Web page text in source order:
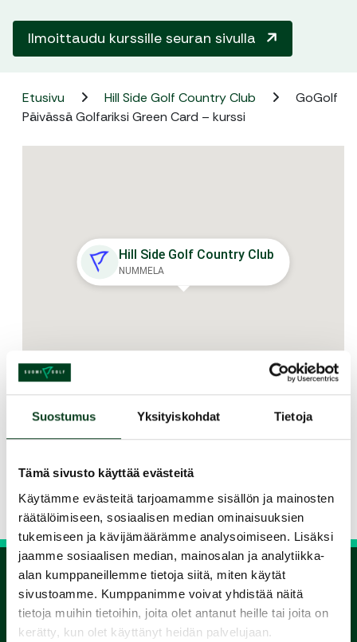
Suostumus Yksityiskohdat Tietoja
Tämä sivusto käyttää evästeitä
Käytämme evästeitä tarjoamamme sisällön ja mainosten
räätälöimiseen, sosiaalisen median ominaisuuksien
tukemiseen ja kävijämäärämme analysoimiseen. Lisäksi
jaamme sosiaalisen median, mainosalan ja analytiikka-
alan kumppaneillemme tietoja siitä, miten käytät
sivustoamme. Kumppanimme voivat yhdistää näitä
tietoja muihin tietoihin, joita olet antanut heille tai joita on
kerätty, kun olet käyttänyt heidän palvelujaan.
Ilmoittaudu kurssille seuran sivulla
Etusivu Hill Side Golf Country Club
GoGolf
Päivässä Golfariksi Green Card – kurssi
Hill Side Golf Country Club
NUMMELA
Siirry takaisin hakuun
1.